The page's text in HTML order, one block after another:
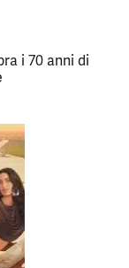
i 70 anni di